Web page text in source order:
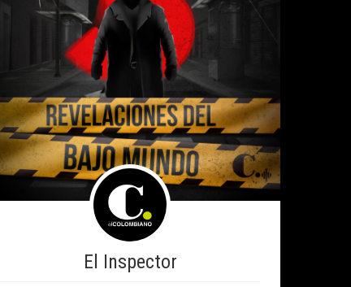
El Inspector